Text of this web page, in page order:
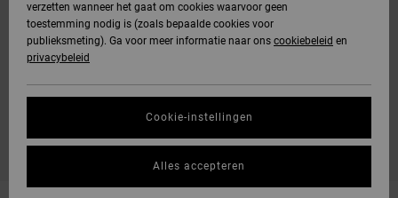
verzetten wanneer het gaat om cookies waarvoor geen
toestemming nodig is (zoals bepaalde cookies voor
publieksmeting). Ga voor meer informatie naar ons cookiebeleid en
privacybeleid
Cookie-instellingen
Alles accepteren